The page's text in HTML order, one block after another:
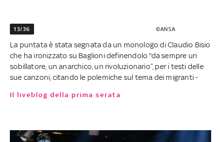
13/36 ©ANSA
La puntata è stata segnata da un monologo di Claudio Bisio
che ha ironizzato su Baglioni definendolo "da sempre un
sobillatore, un anarchico, un rivoluzionario”, per i testi delle
sue canzoni, citando le polemiche sul tema dei migranti -
Il liveblog della prima serata